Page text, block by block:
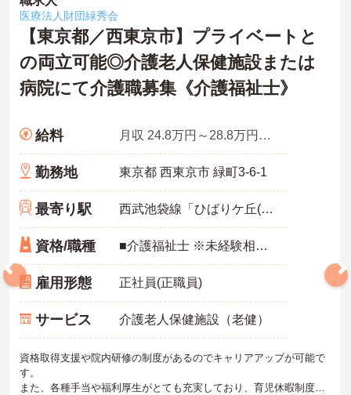
医療法人財団緑秀会
【東京都／西東京市】プライベートと
の両立可能◎介護老人保健施設または
病院にて介護職募集《介護福祉士》
給料 月収 24.8万円～28.8万円（夜勤4回、諸手当込）
勤務地 東京都 西東京市 緑町3-6-1
最寄り駅 西武池袋線「ひばりケ丘(東京)駅」バス・車7分
資格/職種 ■介護福祉士 ※未経験相談可
雇用形態 正社員(正職員)
サービス 介護老人保健施設（老健）
資格取得支援や院内研修の制度があるのでキャリアアップが可能で
す。
また、各種手当や福利厚生がとても充実しており、育児休暇制度や